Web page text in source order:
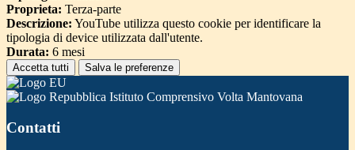
Proprieta: Terza-parte
Descrizione: YouTube utilizza questo cookie per identificare la
tipologia di device utilizzata dall'utente.
Durata: 6 mesi
Accetta tutti Salva le preferenze
Istituto Comprensivo Volta Mantovana
Contatti